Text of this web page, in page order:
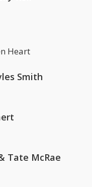
Heart
Smith
Tate McRae